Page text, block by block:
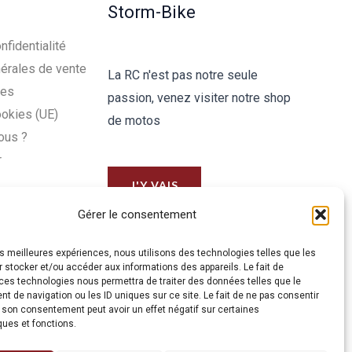
Gérer le consentement
meilleures expériences, nous utilisons des technologies telles que les
stocker et/ou accéder aux informations des appareils. Le fait de
technologies nous permettra de traiter des données telles que le
de navigation ou les ID uniques sur ce site. Le fait de ne pas consentir
son consentement peut avoir un effet négatif sur certaines
et fonctions.
de vente
(UE)
?
Storm-Bike
La RC n'est pas notre seule
passion, venez visiter notre shop
de motos
J'Y VAIS